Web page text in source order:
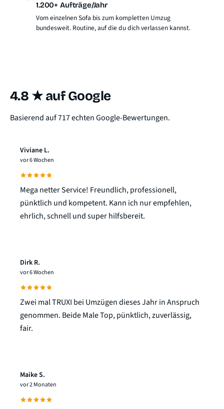
1.200+ Aufträge/Jahr
Vom einzelnen Sofa bis zum kompletten Umzug
bundesweit. Routine, auf die du dich verlassen kannst.
4.8 ★ auf Google
Basierend auf 717 echten Google-Bewertungen.
Viviane L.
vor 6 Wochen
Mega netter Service! Freundlich, professionell,
pünktlich und kompetent. Kann ich nur empfehlen,
ehrlich, schnell und super hilfsbereit.
Dirk R.
vor 6 Wochen
Zwei mal TRUXI bei Umzügen dieses Jahr in Anspruch
genommen. Beide Male Top, pünktlich, zuverlässig,
fair.
Maike S.
vor 2 Monaten